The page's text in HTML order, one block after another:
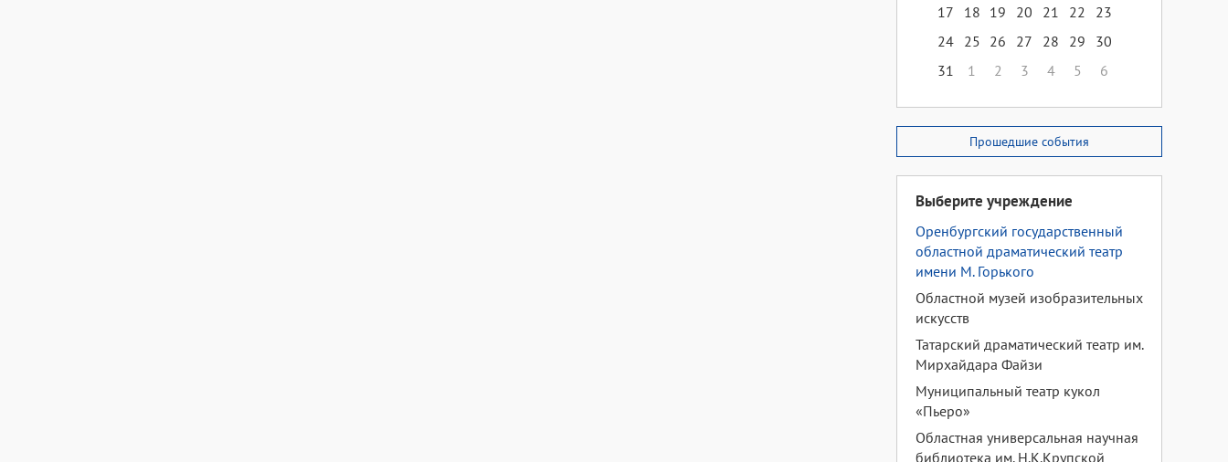
17
18 19 20 21 22
23
24 25 26 27 28 29
30
31
1 2 3 4 5 6
Прошедшие события
Выберите учреждение
Оренбургский государственный
областной драматический театр
имени М. Горького
Областной музей изобразительных
искусств
Татарский драматический театр им.
Мирхайдара Файзи
Муниципальный театр кукол
«Пьеро»
Областная универсальная научная
библиотека им. Н.К.Крупской